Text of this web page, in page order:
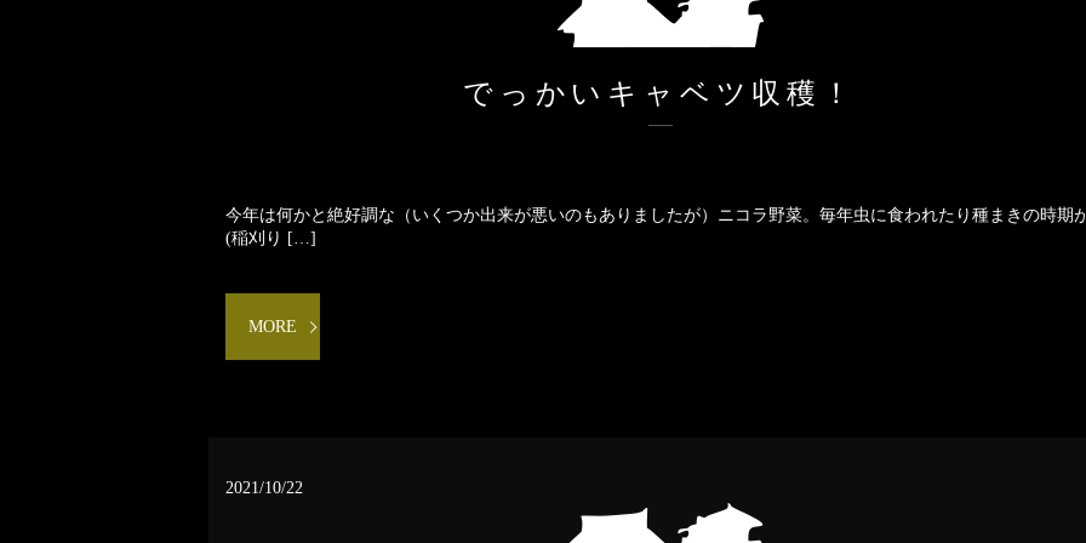
でっかいキャベツ収穫！
今年は何かと絶好調な（いくつか出来が悪いのもありましたが）ニコラ野菜。毎年虫に食われたり種まきの時期
(稲刈り […]
MORE
2021/10/22